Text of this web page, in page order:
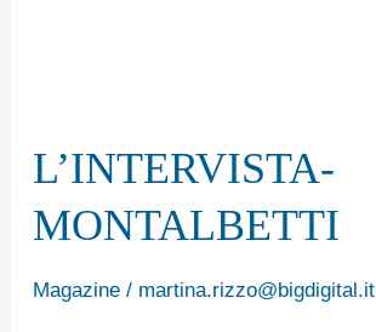
L’INTERVISTA-
MONTALBETTI
Magazine/ martina.rizzo@bigdigital.it